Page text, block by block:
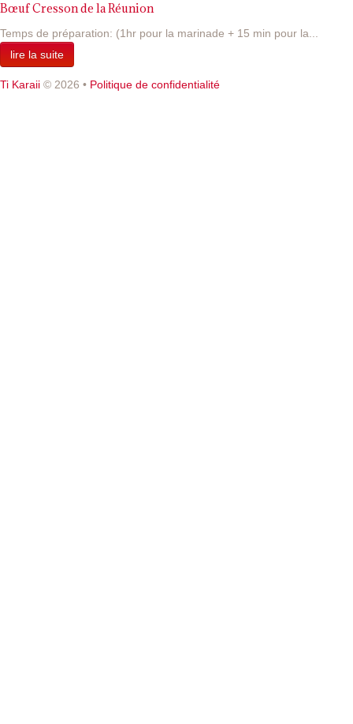
Bœuf Cresson de la Réunion
Temps de préparation: (1hr pour la marinade + 15 min pour la...
lire la suite
Ti Karaii © 2026 • Politique de confidentialité